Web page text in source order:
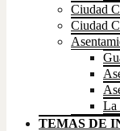
Ciudad
Ciudad
La
TEMAS DE